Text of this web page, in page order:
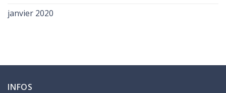
janvier 2020
INFOS